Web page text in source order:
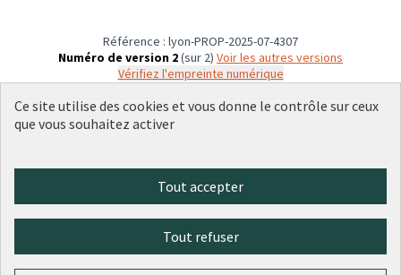
Référence : lyon-PROP-2025-07-4307
Numéro de version 2(sur 2)
voir les autres versions
Vérifiez l'empreinte numérique
(Lien externe)
(Lien externe)
(Lien externe)
(Lien externe)
(Lien externe)
Licence
(Lien
Ce site utilise des cookies et vous donne le contrôle sur ceux
que vous souhaitez activer
Tout accepter
Tout refuser